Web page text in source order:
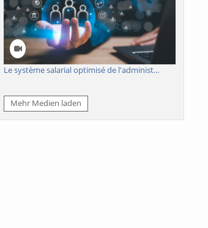
Le système salarial optimisé de l'administ...
Mehr Medien laden